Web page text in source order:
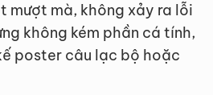
mượt mà, không xảy ra lỗi
không kém phần cá tính,
poster câu lạc bộ hoặc